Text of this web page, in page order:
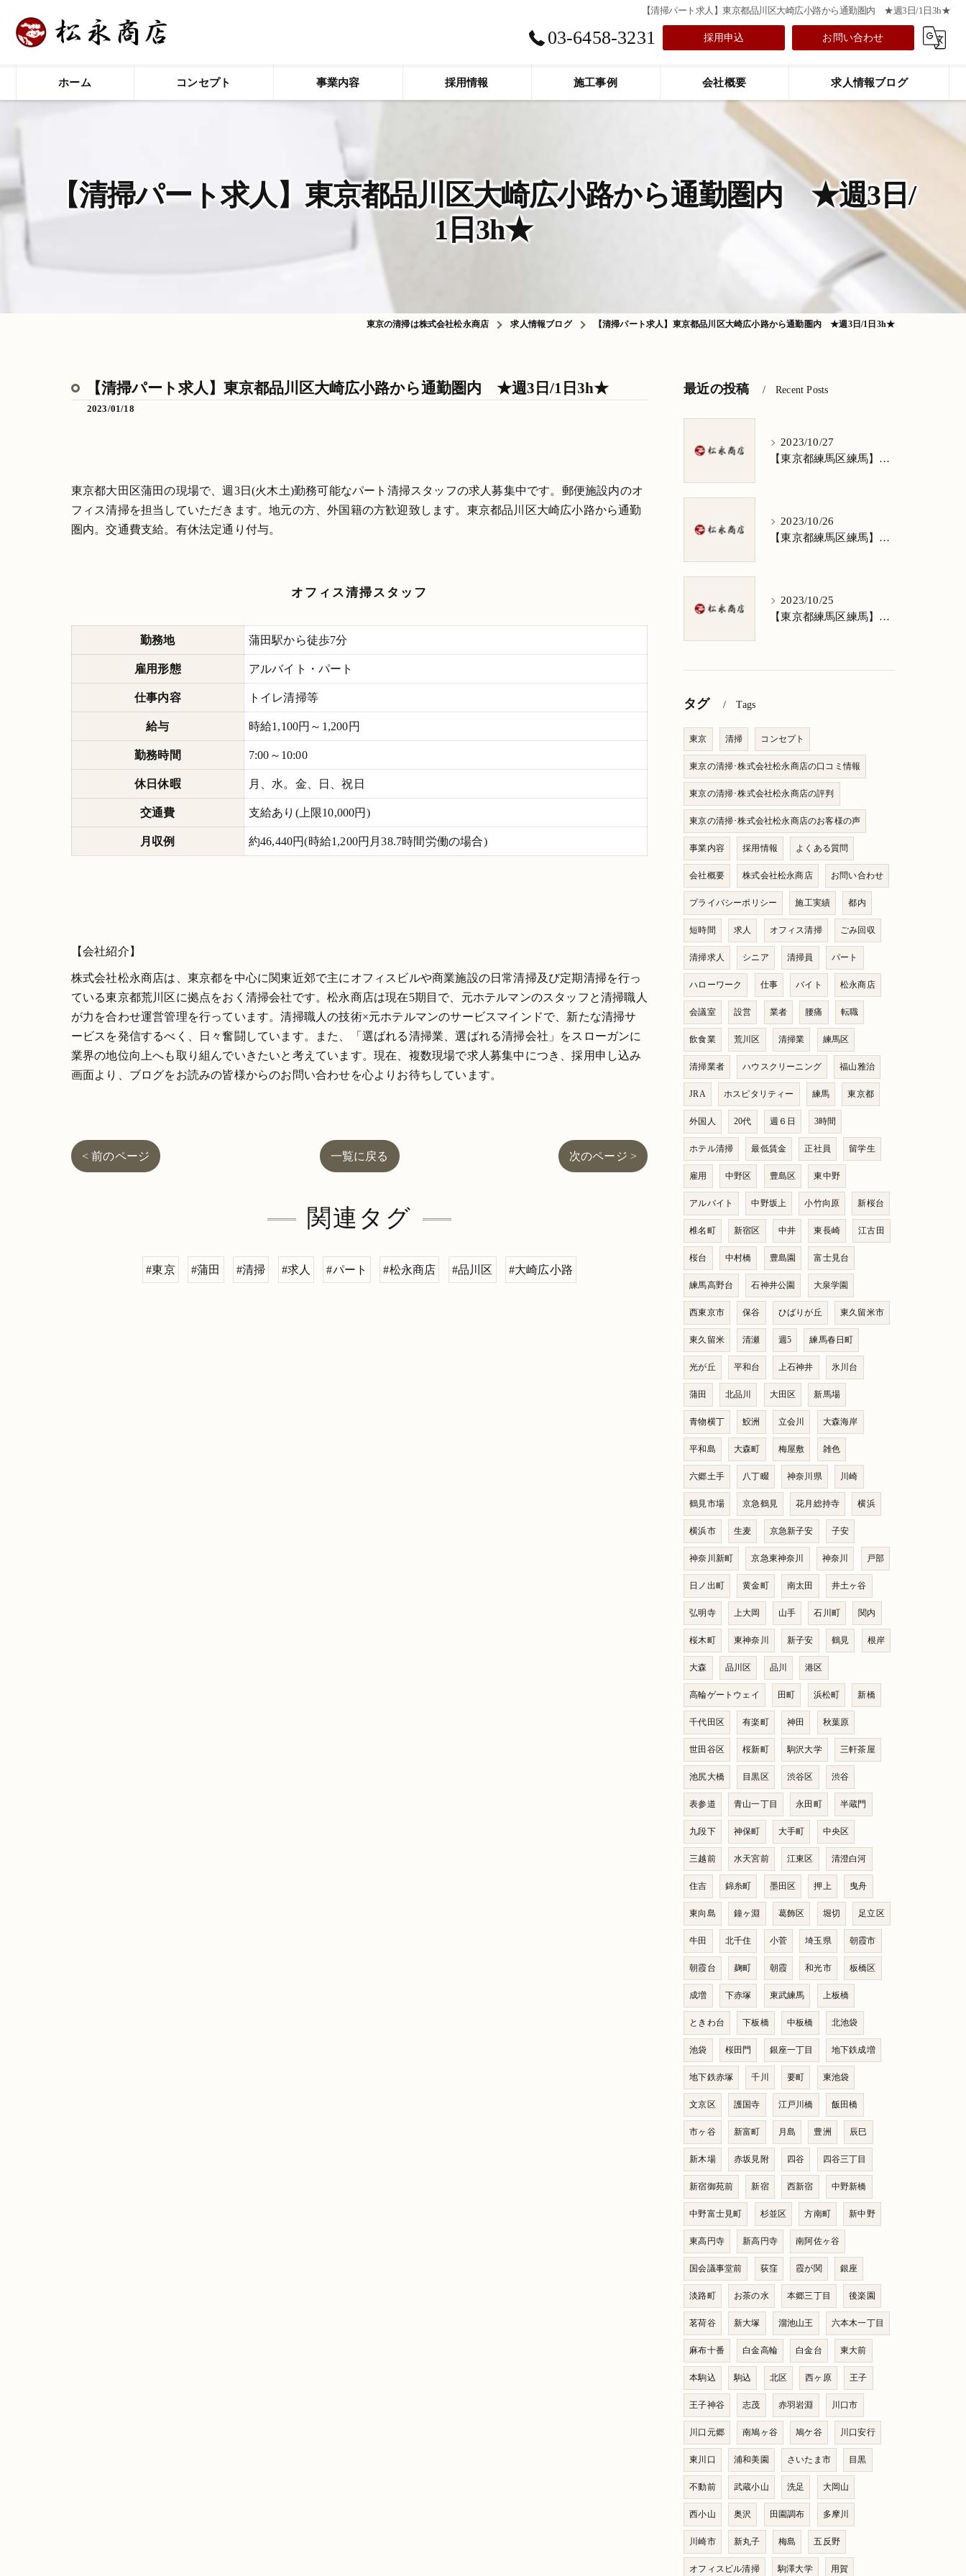
【清掃パート求人】東京都品川区大崎広小路から通勤圏内 ★週3日/1日3h★
03-6458-3231 採用申込 お問い合わせ
ホーム コンセプト 事業内容 採用情報 施工事例 会社概要 求人情報ブログ
【清掃パート求人】東京都品川区大崎広小路から通勤圏内 ★週3日/
1日3h★
東京の清掃は株式会社松永商店 求人情報ブログ 【清掃パート求人】東京都品川区大崎広小路から通勤圏内 ★週3日/1日3h★
【清掃パート求人】東京都品川区大崎広小路から通勤圏内 ★週3日/1日3h★
2023/01/18
東京都大田区蒲田の現場で、週3日(火木土)勤務可能なパート清掃スタッフの求人募集中です。郵便施設内のオ
フィス清掃を担当していただきます。地元の方、外国籍の方歓迎致します。東京都品川区大崎広小路から通勤
圏内。交通費支給。有休法定通り付与。
オフィス清掃スタッフ
勤務地 蒲田駅から徒歩7分
雇用形態 アルバイト・パート
仕事内容 トイレ清掃等
給与 時給1,100円～1,200円
勤務時間 7:00～10:00
休日休暇 月、水。金、日、祝日
交通費 支給あり(上限10,000円)
月収例 約46,440円(時給1,200円月38.7時間労働の場合)
【会社紹介】
株式会社松永商店は、東京都を中心に関東近郊で主にオフィスビルや商業施設の日常清掃及び定期清掃を行っ
ている東京都荒川区に拠点をおく清掃会社です。松永商店は現在5期目で、元ホテルマンのスタッフと清掃職人
が力を合わせ運営管理を行っています。清掃職人の技術×元ホテルマンのサービスマインドで、新たな清掃サ
ービスを発信するべく、日々奮闘しています。また、「選ばれる清掃業、選ばれる清掃会社」をスローガンに
業界の地位向上へも取り組んでいきたいと考えています。現在、複数現場で求人募集中につき、採用申し込み
画面より、ブログをお読みの皆様からのお問い合わせを心よりお待ちしています。
< 前のページ 一覧に戻る 次のページ >
関連タグ
#東京 #蒲田 #清掃 #求人 #パート #松永商店 #品川区 #大崎広小路
最近の投稿 Recent Posts
2023/10/27
【東京都練馬区練馬】清掃求人★1日3h/週5日/祝日お休み★谷原在住の方歓迎
2023/10/26
【東京都練馬区練馬】清掃求人★1日3h/週5日/祝日お休み★南田中在住の方歓迎
2023/10/25
【東京都練馬区練馬】清掃求人★1日3h/週5日/祝日お休み★南大泉在住の方歓迎
タグ Tags
東京 清掃 コンセプト
東京の清掃･株式会社松永商店の口コミ情報
東京の清掃･株式会社松永商店の評判
東京の清掃･株式会社松永商店のお客様の声
事業内容 採用情報 よくある質問
会社概要 株式会社松永商店 お問い合わせ
プライバシーポリシー 施工実績 都内
短時間 求人 オフィス清掃 ごみ回収
清掃求人 シニア 清掃員 パート
ハローワーク 仕事 バイト 松永商店
会議室 設営 業者 腰痛 転職
飲食業 荒川区 清掃業 練馬区
清掃業者 ハウスクリーニング 福山雅治
JRA ホスピタリティー 練馬 東京都
外国人 20代 週６日 3時間
ホテル清掃 最低賃金 正社員 留学生
雇用 中野区 豊島区 東中野
アルバイト 中野坂上 小竹向原 新桜台
椎名町 新宿区 中井 東長崎 江古田
桜台 中村橋 豊島園 富士見台
練馬高野台 石神井公園 大泉学園
西東京市 保谷 ひばりが丘 東久留米市
東久留米 清瀬 週5 練馬春日町
光が丘 平和台 上石神井 氷川台
蒲田 北品川 大田区 新馬場
青物横丁 鮫洲 立会川 大森海岸
平和島 大森町 梅屋敷 雑色
六郷土手 八丁畷 神奈川県 川崎
鶴見市場 京急鶴見 花月総持寺 横浜
横浜市 生麦 京急新子安 子安
神奈川新町 京急東神奈川 神奈川 戸部
日ノ出町 黄金町 南太田 井土ヶ谷
弘明寺 上大岡 山手 石川町 関内
桜木町 東神奈川 新子安 鶴見 根岸
大森 品川区 品川 港区
高輪ゲートウェイ 田町 浜松町 新橋
千代田区 有楽町 神田 秋葉原
世田谷区 桜新町 駒沢大学 三軒茶屋
池尻大橋 目黒区 渋谷区 渋谷
表参道 青山一丁目 永田町 半蔵門
九段下 神保町 大手町 中央区
三越前 水天宮前 江東区 清澄白河
住吉 錦糸町 墨田区 押上 曳舟
東向島 鐘ヶ淵 葛飾区 堀切 足立区
牛田 北千住 小菅 埼玉県 朝霞市
朝霞台 麹町 朝霞 和光市 板橋区
成増 下赤塚 東武練馬 上板橋
ときわ台 下板橋 中板橋 北池袋
池袋 桜田門 銀座一丁目 地下鉄成増
地下鉄赤塚 千川 要町 東池袋
文京区 護国寺 江戸川橋 飯田橋
市ヶ谷 新富町 月島 豊洲 辰巳
新木場 赤坂見附 四谷 四谷三丁目
新宿御苑前 新宿 西新宿 中野新橋
中野富士見町 杉並区 方南町 新中野
東高円寺 新高円寺 南阿佐ヶ谷
国会議事堂前 荻窪 霞が関 銀座
淡路町 お茶の水 本郷三丁目 後楽園
茗荷谷 新大塚 溜池山王 六本木一丁目
麻布十番 白金高輪 白金台 東大前
本駒込 駒込 北区 西ヶ原 王子
王子神谷 志茂 赤羽岩淵 川口市
川口元郷 南鳩ヶ谷 鳩ケ谷 川口安行
東川口 浦和美園 さいたま市 目黒
不動前 武蔵小山 洗足 大岡山
西小山 奥沢 田園調布 多摩川
川崎市 新丸子 梅島 五反野
オフィスビル清掃 駒澤大学 用賀